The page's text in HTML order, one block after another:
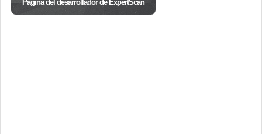
Página del desarrollador de ExpertScan